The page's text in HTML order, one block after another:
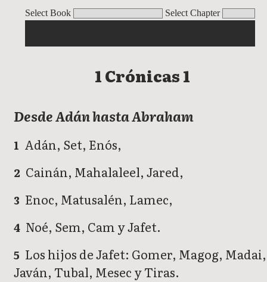
Select Book Select Chapter
1 Crónicas 1 1 Crónicas 2 1 Crónicas 3 1 Crónicas 4 1 Crónicas 5
1 Crónicas 1
Desde Adán hasta Abraham
1 Adán, Set, Enós,
2 Cainán, Mahalaleel, Jared,
3 Enoc, Matusalén, Lamec,
4 Noé, Sem, Cam y Jafet.
5 Los hijos de Jafet: Gomer, Magog, Madai,
Javán, Tubal, Mesec y Tiras.